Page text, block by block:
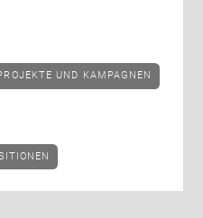
PROJEKTE UND KAMPAGNEN